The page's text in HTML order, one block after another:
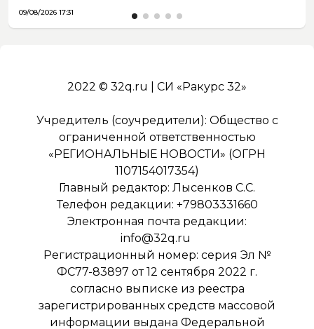
09/08/2026 17:31
2022 © 32q.ru | СИ «Ракурс 32»
Учредитель (соучредители): Общество с
ограниченной ответственностью
«РЕГИОНАЛЬНЫЕ НОВОСТИ» (ОГРН
1107154017354)
Главный редактор: Лысенков С.С.
Телефон редакции: +79803331660
Электронная почта редакции:
info@32q.ru
Регистрационный номер: серия Эл №
ФС77-83897 от 12 сентября 2022 г.
согласно выписке из реестра
зарегистрированных средств массовой
информации выдана Федеральной